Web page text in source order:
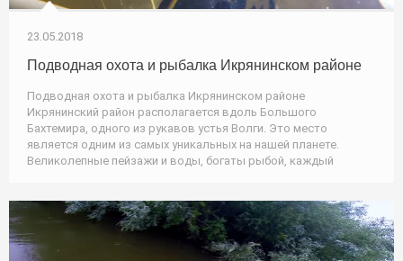
23.05.2018
Подводная охота и рыбалка Икрянинском районе
Подводная охота и рыбалка Икрянинском районе
Икрянинский район располагается вдоль Большого
Бахтемира, одного из рукавов устья Волги. Это место
является одним из самых уникальных на нашей планете.
Великолепные пейзажи и воды, богаты рыбой, каждый